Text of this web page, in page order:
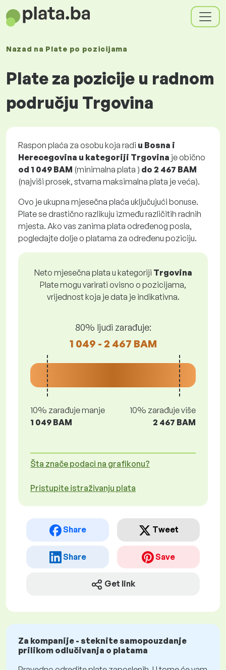
Nazad na Plate po pozicijama
Plate za pozicije u radnom
području Trgovina
Raspon plaća za osobu koja radi u Bosna i
Herecegovina u kategoriji Trgovina je obično
od 1 049 BAM (minimalna plata ) do 2 467 BAM
(najviši prosek, stvarna maksimalna plata je veća).
Ovo je ukupna mjesečna plaća uključujući bonuse.
Plate se drastično razlikuju između različitih radnih
mjesta. Ako vas zanima plata određenog posla,
pogledajte dolje o platama za određenu poziciju.
Neto mjesečna plata u kategoriji Trgovina
Plate mogu varirati ovisno o pozicijama,
vrijednost koja je data je indikativna.
80% ljudi zarađuje:
1 049 - 2 467 BAM
10% zarađuje manje
1 049 BAM
10% zarađuje više
2 467 BAM
Šta znače podaci na grafikonu?
Pristupite istraživanju plata
Share Tweet
Share Save
Get link
Za kompanije - steknite samopouzdanje
prilikom odlučivanja o platama